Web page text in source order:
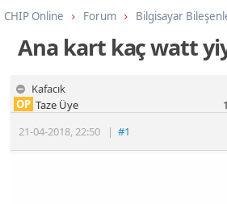
CHIP Online Forum
Bilgisayar
Kasalar ve Güç Kaynakları
Ana kart kaç watt
Kafacık
21-04-2018,22:50 |#1
OP Taze Üye